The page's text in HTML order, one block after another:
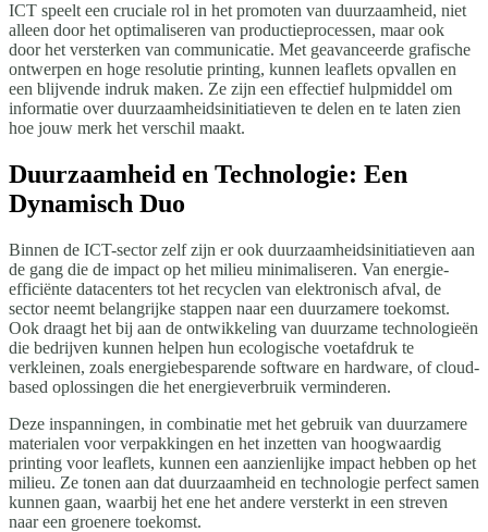
ICT speelt een cruciale rol in het promoten van duurzaamheid, niet
alleen door het optimaliseren van productieprocessen, maar ook
door het versterken van communicatie. Met geavanceerde grafische
ontwerpen en hoge resolutie printing, kunnen leaflets opvallen en
een blijvende indruk maken. Ze zijn een effectief hulpmiddel om
informatie over duurzaamheidsinitiatieven te delen en te laten zien
hoe jouw merk het verschil maakt.
Duurzaamheid en Technologie: Een
Dynamisch Duo
Binnen de ICT-sector zelf zijn er ook duurzaamheidsinitiatieven aan
de gang die de impact op het milieu minimaliseren. Van energie-
efficiënte datacenters tot het recyclen van elektronisch afval, de
sector neemt belangrijke stappen naar een duurzamere toekomst.
Ook draagt het bij aan de ontwikkeling van duurzame technologieën
die bedrijven kunnen helpen hun ecologische voetafdruk te
verkleinen, zoals energiebesparende software en hardware, of cloud-
based oplossingen die het energieverbruik verminderen.
Deze inspanningen, in combinatie met het gebruik van duurzamere
materialen voor verpakkingen en het inzetten van hoogwaardig
printing voor leaflets, kunnen een aanzienlijke impact hebben op het
milieu. Ze tonen aan dat duurzaamheid en technologie perfect samen
kunnen gaan, waarbij het ene het andere versterkt in een streven
naar een groenere toekomst.